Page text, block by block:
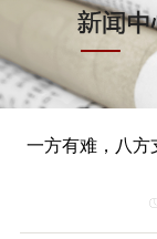
一方有难，八